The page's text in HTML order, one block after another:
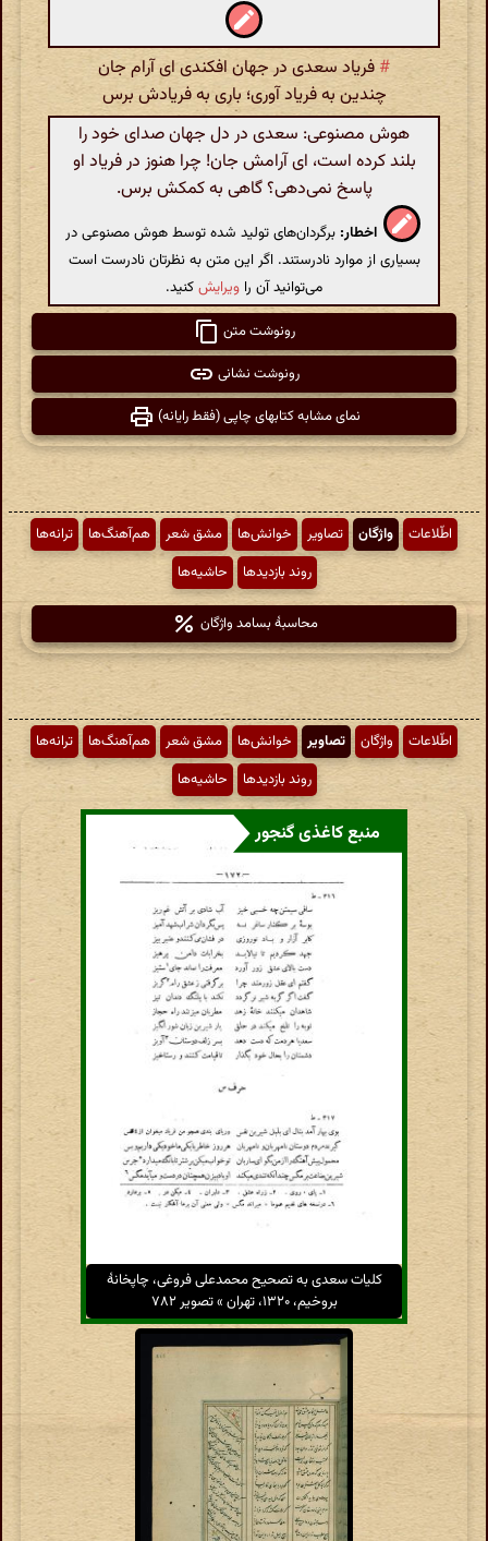
# فریاد سعدی در جهان افکندی ای آرام جان
چندین به فریاد آوری؛ باری به فریادش برس
هوش مصنوعی: سعدی در دل جهان صدای خود را
بلند کرده است، ای آرامش جان! چرا هنوز در فریاد او
پاسخ نمی‌دهی؟ گاهی به کمکش برس.
اخطار: برگردان‌های تولید شده توسط هوش مصنوعی در
بسیاری از موارد نادرستند. اگر این متن به نظرتان نادرست است
می‌توانید آن را ویرایشکنید.
رونوشت متن
رونوشت نشانی
نمای مشابه کتابهای چاپی (فقط رایانه)
اطّلاعات واژگان تصاویر خوانش‌ها مشق شعر هم‌آهنگ‌ها
ترانه‌ها
روند بازدیدها
حاشیه‌ها
محاسبهٔ بسامد واژگان
اطّلاعات واژگان تصاویر خوانش‌ها مشق شعر هم‌آهنگ‌ها
ترانه‌ها
روند بازدیدها
حاشیه‌ها
منبع کاغذی گنجور
کلیات سعدی به تصحیح محمدعلی فروغی، چاپخانهٔ
بروخیم، ۱۳۲۰، تهران » تصویر ۷۸۲